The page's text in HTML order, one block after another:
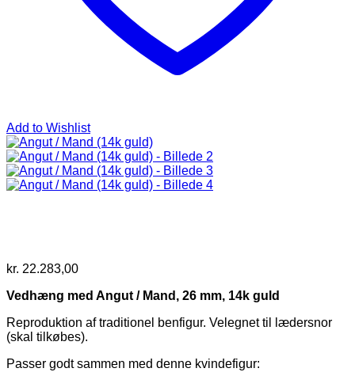
Add to Wishlist
kr. 22.283,00
Vedhæng med Angut / Mand, 26 mm, 14k guld
Reproduktion af traditionel benfigur. Velegnet til lædersnor
(skal tilkøbes).
Passer godt sammen med denne kvindefigur: